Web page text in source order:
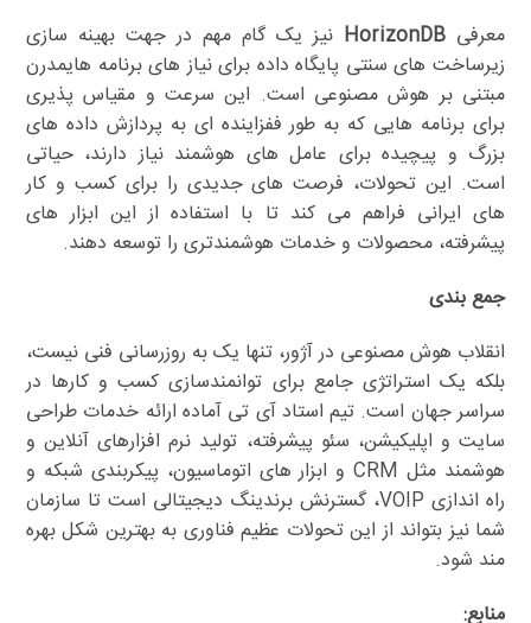
معرفی HorizonDB نیز یک گام مهم در جهت بهینه سازی
زیرساخت های سنتی پایگاه داده برای نیاز های برنامه هایمدرن
مبتنی بر هوش مصنوعی است. این سرعت و مقیاس پذیری
برای برنامه هایی که به طور ففزاینده ای به پردازش داده های
بزرگ و پیچیده برای عامل های هوشمند نیاز دارند، حیاتی
است. این تحولات، فرصت های جدیدی را برای کسب و کار
های ایرانی فراهم می کند تا با استفاده از این ابزار های
پیشرفته، محصولات و خدمات هوشمندتری را توسعه دهند.
جمع بندی
انقلاب هوش مصنوعی در آژور، تنها یک به روزرسانی فنی نیست،
بلکه یک استراتژی جامع برای توانمندسازی کسب و کارها در
سراسر جهان است. تیم استاد آی تی آماده ارائه خدمات طراحی
سایت و اپلیکیشن، سئو پیشرفته، تولید نرم افزارهای آنلاین و
هوشمند مثل CRM و ابزار های اتوماسیون، پیکربندی شبکه و
راه اندازی VOIP، گسترنش برندینگ دیجیتالی است تا سازمان
شما نیز بتواند از این تحولات عظیم فناوری به بهترین شکل بهره
مند شود.
منابع: